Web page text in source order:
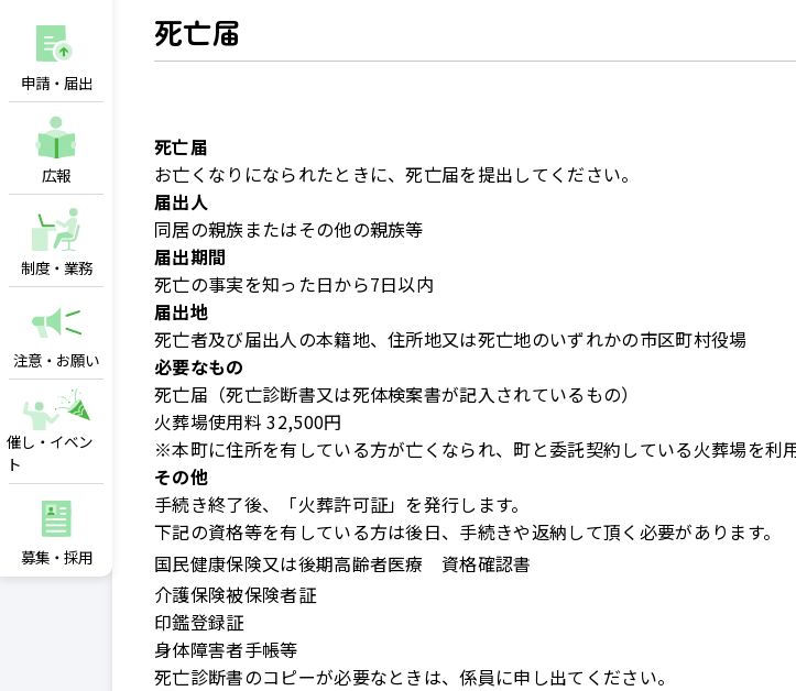
申請・届出
広報
制度・業務
注意・お願い
催し・イベン
ト
募集・採用
死亡届
死亡届
お亡くなりになられたときに、死亡届を提出してください。
届出人
同居の親族またはその他の親族等
届出期間
死亡の事実を知った日から7日以内
届出地
死亡者及び届出人の本籍地、住所地又は死亡地のいずれかの市区町村役場
必要なもの
死亡届（死亡診断書又は死体検案書が記入されているもの）
火葬場使用料 32,500円
※本町に住所を有している方が亡くなられ、町と委託契約している火葬場を利
その他
手続き終了後、「火葬許可証」を発行します。
下記の資格等を有している方は後日、手続きや返納して頂く必要があります。
国民健康保険又は後期高齢者医療 資格確認書
介護保険被保険者証
印鑑登録証
身体障害者手帳等
死亡診断書のコピーが必要なときは、係員に申し出てください。